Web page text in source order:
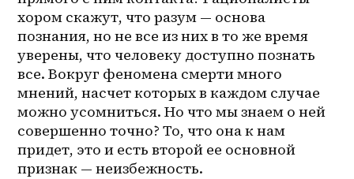
хором скажут, что разум — основа
познания, но не все из них в то же время
уверены, что человеку доступно познать
все. Вокруг феномена смерти много
мнений, насчет которых в каждом случае
можно усомниться. Но что мы знаем о ней
совершенно точно? То, что она к нам
придет, это и есть второй ее основной
признак — неизбежность.